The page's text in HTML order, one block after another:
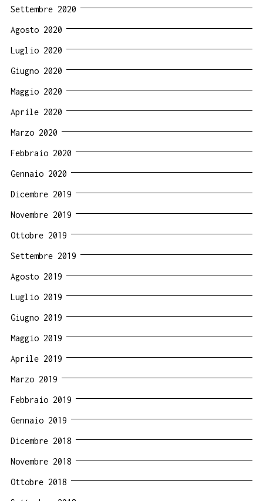
Settembre 2020
Agosto 2020
Luglio 2020
Giugno 2020
Maggio 2020
Aprile 2020
Marzo 2020
Febbraio 2020
Gennaio 2020
Dicembre 2019
Novembre 2019
Ottobre 2019
Settembre 2019
Agosto 2019
Luglio 2019
Giugno 2019
Maggio 2019
Aprile 2019
Marzo 2019
Febbraio 2019
Gennaio 2019
Dicembre 2018
Novembre 2018
Ottobre 2018